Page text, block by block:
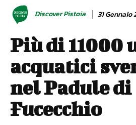
Discover Pistoia 31 Gennaio
Più di 11000
acquatici
nel Padule di
Fucecchio